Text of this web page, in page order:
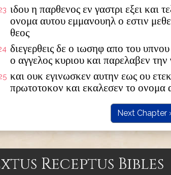
ιδου η παρθενος εν γαστρι εξει και
ονομα αυτου εμμανουηλ ο εστιν
θεος
διεγερθεις δε ο ιωσηφ απο του
ο αγγελος κυριου και παρελαβεν
και ουκ εγινωσκεν αυτην εως ου
πρωτοτοκον και εκαλεσεν το ονομα
Next Chapter
Receptus Bibles